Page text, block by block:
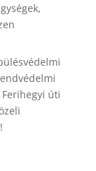
Ferihegyi úti